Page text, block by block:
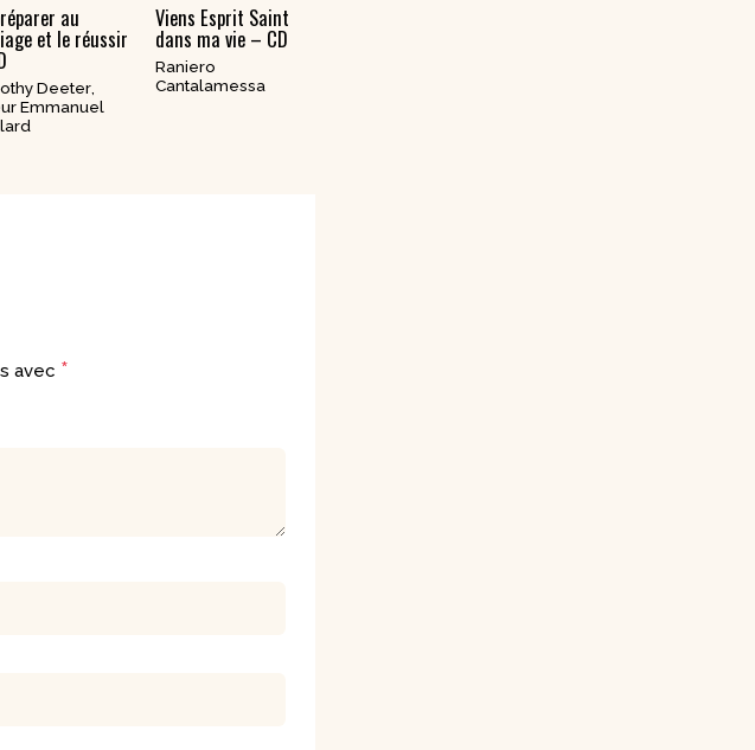
au
et le réussir
Deeter,
Emmanuel
Viens Esprit Saint
dans ma vie – CD
Raniero
Cantalamessa
avec *